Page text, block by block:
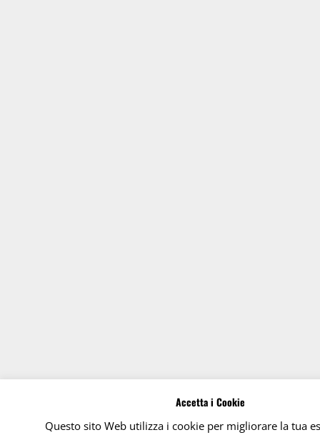
Accetta i Cookie
Questo sito Web utilizza i cookie per migliorare la tua